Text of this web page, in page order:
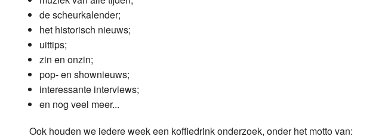
de scheurkalender;
het historisch nieuws;
uittips;
zin en onzin;
pop- en shownieuws;
interessante interviews;
en nog veel meer...
Ook houden we iedere week een koffiedrink onderzoek, onder het motto van: